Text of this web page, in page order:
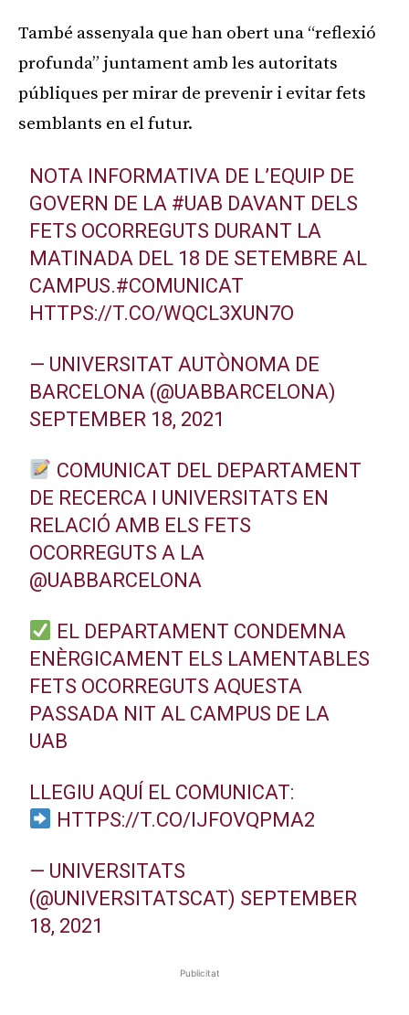
També assenyala que han obert una “reflexió
profunda” juntament amb les autoritats
públiques per mirar de prevenir i evitar fets
semblants en el futur.
NOTA INFORMATIVA DE L’EQUIP DE
GOVERN DE LA #UAB DAVANT DELS
FETS OCORREGUTS DURANT LA
MATINADA DEL 18 DE SETEMBRE AL
CAMPUS.#COMUNICAT
HTTPS://T.CO/WQCL3XUN7O
— UNIVERSITAT AUTÒNOMA DE
BARCELONA (@UABBARCELONA)
SEPTEMBER 18, 2021
COMUNICAT DEL DEPARTAMENT
DE RECERCA I UNIVERSITATS EN
RELACIÓ AMB ELS FETS
OCORREGUTS A LA
@UABBARCELONA
EL DEPARTAMENT CONDEMNA
ENÈRGICAMENT ELS LAMENTABLES
FETS OCORREGUTS AQUESTA
PASSADA NIT AL CAMPUS DE LA
UAB
LLEGIU AQUÍ EL COMUNICAT:
HTTPS://T.CO/IJFOVQPMA2
— UNIVERSITATS
(@UNIVERSITATSCAT) SEPTEMBER
18, 2021
Publicitat